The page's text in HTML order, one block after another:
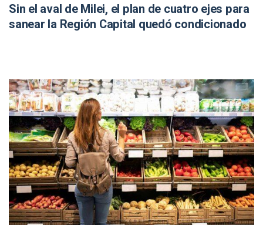
Sin el aval de Milei, el plan de cuatro ejes para
sanear la Región Capital quedó condicionado